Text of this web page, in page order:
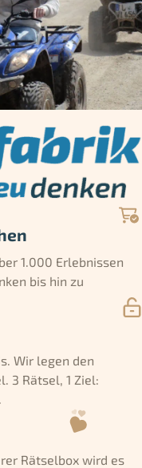
1.000 Erlebnissen
bis hin zu
Wir legen den
3 Rätsel, 1 Ziel:
Rätselbox wird es